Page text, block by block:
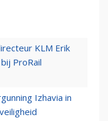
KLM Erik
ProRail
Izhavia in